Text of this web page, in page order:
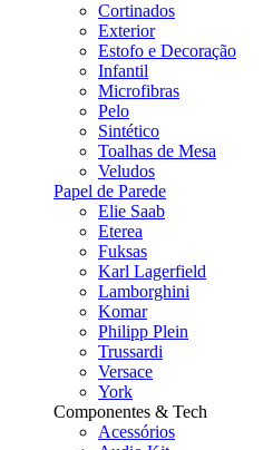
Cortinados
Exterior
Estofo e Decoração
Infantil
Microfibras
Pelo
Sintético
Toalhas de Mesa
Veludos
Papel de Parede
Elie Saab
Eterea
Fuksas
Karl Lagerfield
Lamborghini
Komar
Philipp Plein
Trussardi
Versace
York
Componentes & Tech
Acessórios